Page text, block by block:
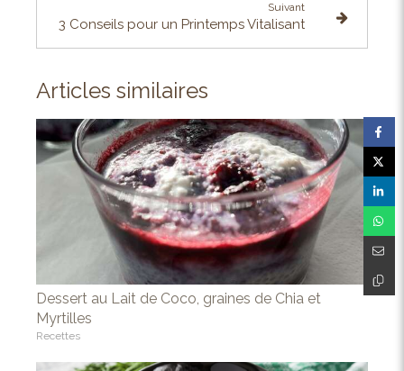
Suivant
3 Conseils pour un Printemps Vitalisant
Articles similaires
Dessert au Lait de Coco, graines de Chia et
Myrtilles
Recettes